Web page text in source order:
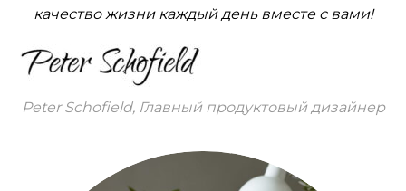
качество жизни каждый день вместе с вами!
Peter Schofield, Главный продуктовый дизайнер